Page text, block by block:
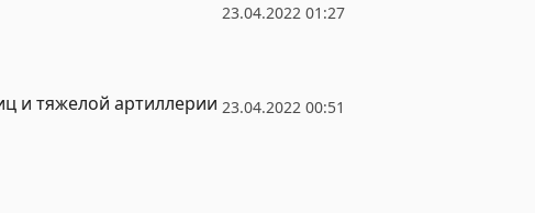
23.04.2022 01:27
23.04.2022 00:51
и тяжелой артиллерии